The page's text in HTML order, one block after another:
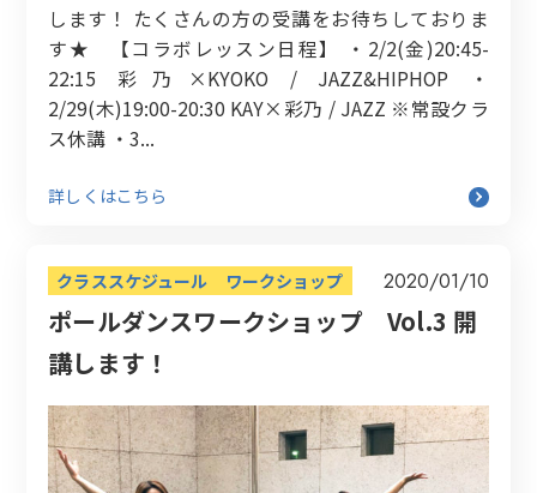
します！ たくさんの方の受講をお待ちしておりま
す★ 【コラボレッスン日程】 ・2/2(金)20:45-
22:15 彩乃×KYOKO / JAZZ&HIPHOP ・
2/29(木)19:00-20:30 KAY×彩乃 / JAZZ ※常設クラ
ス休講 ・3...
詳しくはこちら
クラススケジュール ワークショップ 2020/01/10
ポールダンスワークショップ Vol.3 開
講します！